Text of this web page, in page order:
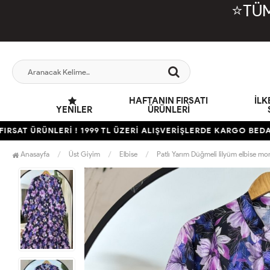
YENILER
HAFTANIN FIRSATI
ÜRÜNLERİ
! 1999 TL ÜZERİ ALIŞVERİŞLERDE KARGO BEDAVA
Anasayfa Üst Giyim Elbise Patlı Yarım Düğmeli lilyüm elbise